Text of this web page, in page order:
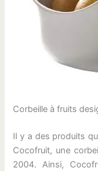
Corbeille à fruits
Il y a des produits
Cocofruit, une
2004. Ainsi,